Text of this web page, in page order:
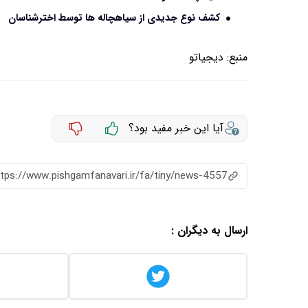
کشف نوع جدیدی از سیاهچاله ها توسط اخترشناسان
منبع: دیجیاتو
آیا این خبر مفید بود؟
www.pishgamfanavari.ir/fa/tiny/news-4557
ارسال به دیگران :